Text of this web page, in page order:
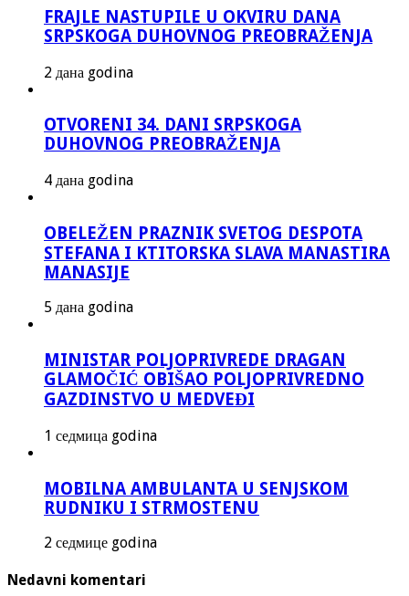
FRAJLE NASTUPILE U OKVIRU DANA
SRPSKOGA DUHOVNOG PREOBRAŽENJA
2 дана godina
OTVORENI 34. DANI SRPSKOGA
DUHOVNOG PREOBRAŽENJA
4 дана godina
OBELEŽEN PRAZNIK SVETOG DESPOTA
STEFANA I KTITORSKA SLAVA MANASTIRA
MANASIJE
5 дана godina
MINISTAR POLJOPRIVREDE DRAGAN
GLAMOČIĆ OBIŠAO POLJOPRIVREDNO
GAZDINSTVO U MEDVEĐI
1 седмица godina
MOBILNA AMBULANTA U SENJSKOM
RUDNIKU I STRMOSTENU
2 седмице godina
Nedavni komentari